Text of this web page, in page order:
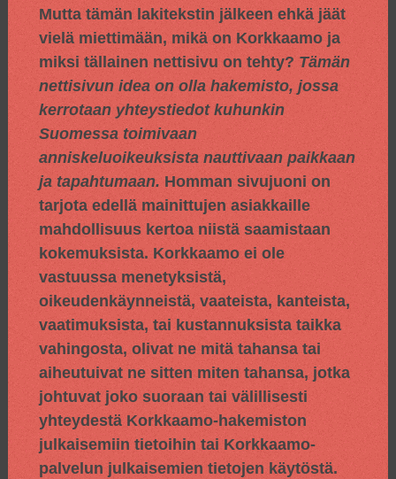
Mutta tämän lakitekstin jälkeen ehkä jäät
vielä miettimään, mikä on Korkkaamo ja
miksi tällainen nettisivu on tehty? Tämän
nettisivun idea on olla hakemisto, jossa
kerrotaan yhteystiedot kuhunkin
Suomessa toimivaan
anniskeluoikeuksista nauttivaan paikkaan
ja tapahtumaan. Homman sivujuoni on
tarjota edellä mainittujen asiakkaille
mahdollisuus kertoa niistä saamistaan
kokemuksista. Korkkaamo ei ole
vastuussa menetyksistä,
oikeudenkäynneistä, vaateista, kanteista,
vaatimuksista, tai kustannuksista taikka
vahingosta, olivat ne mitä tahansa tai
aiheutuivat ne sitten miten tahansa, jotka
johtuvat joko suoraan tai välillisesti
yhteydestä Korkkaamo-hakemiston
julkaisemiin tietoihin tai Korkkaamo-
palvelun julkaisemien tietojen käytöstä.